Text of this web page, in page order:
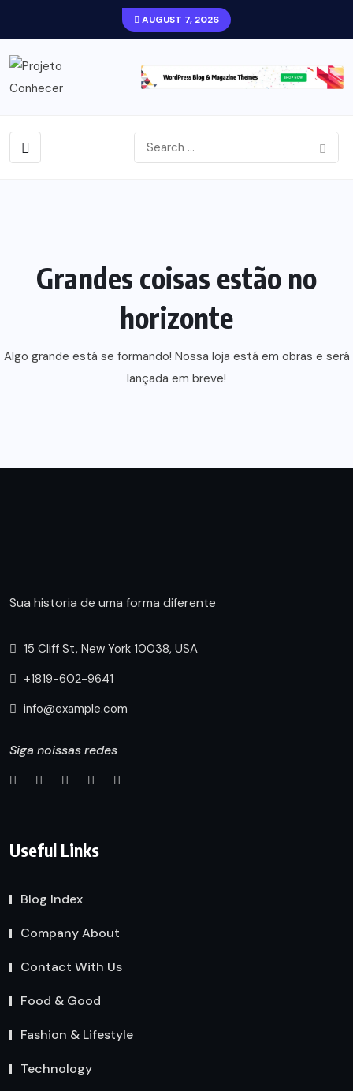
AUGUST 7, 2026
Grandes coisas estão no
horizonte
Algo grande está se formando! Nossa loja está em obras e será
lançada em breve!
Sua historia de uma forma diferente
15 Cliff St, New York 10038, USA
+1819-602-9641
info@example.com
Siga noissas redes
Useful Links
Blog Index
Company About
Contact With Us
Food & Good
Fashion & Lifestyle
Technology